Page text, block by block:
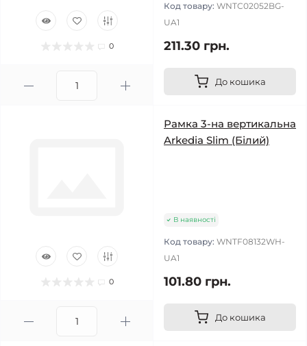
0
Код товару: WNTC02052BG-
UA1
211.30 грн.
До кошика
0
Рамка 3-на вертикальна
Arkedia Slim (Білий)
В наявності
Код товару: WNTF08132WH-
UA1
101.80 грн.
До кошика